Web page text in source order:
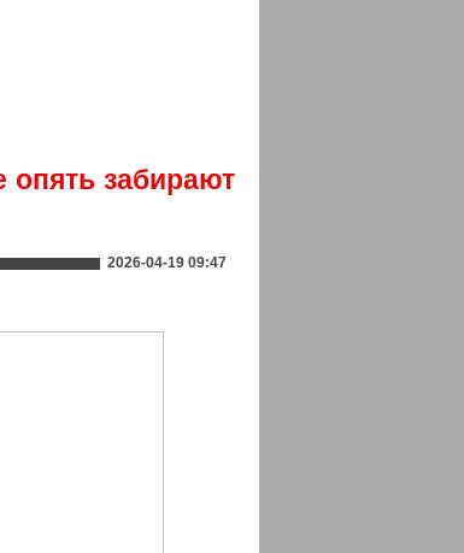
опять забирают
2026-04-19 09:47